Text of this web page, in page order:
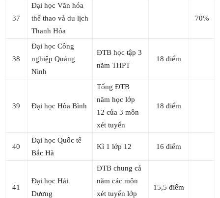
37
Đại học Văn hóa
thể thao và du lịch
Thanh Hóa
70%
38
Đại học Công
nghiệp Quảng
Ninh
ĐTB học tập 3
năm THPT
18 điểm
39 Đại học Hòa Bình
Tổng ĐTB
năm học lớp
12 của 3 môn
xét tuyển
18 điểm
40
Đại học Quốc tế
Bắc Hà
Kì 1 lớp 12 16 điểm
41
Đại học Hải
Dương
ĐTB chung cả
năm các môn
xét tuyển lớp
15,5 điểm